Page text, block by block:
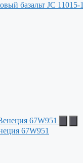
базальт JC 11015-1
67W951